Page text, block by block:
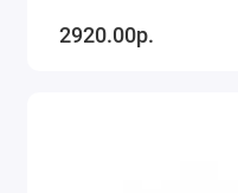
2920.00р.